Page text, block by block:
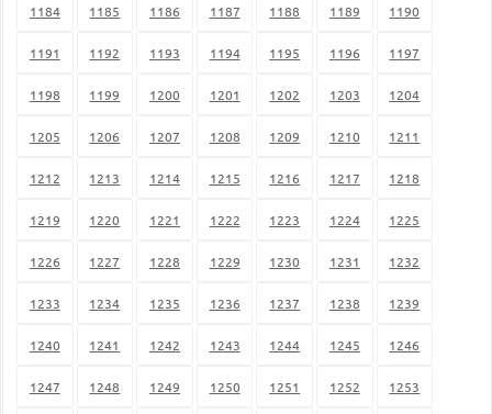
1184 1185 1186 1187 1188 1189 1190
1191 1192 1193 1194 1195 1196 1197
1198 1199 1200 1201 1202 1203 1204
1205 1206 1207 1208 1209 1210 1211
1212 1213 1214 1215 1216 1217 1218
1219 1220 1221 1222 1223 1224 1225
1226 1227 1228 1229 1230 1231 1232
1233 1234 1235 1236 1237 1238 1239
1240 1241 1242 1243 1244 1245 1246
1247 1248 1249 1250 1251 1252 1253